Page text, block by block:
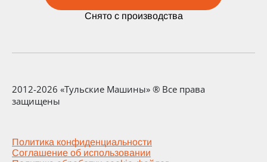
Снято с производства
2012-2026 «Тульские Машины» ® Все права
защищены
Политика конфиденциальности
Соглашение об использовании